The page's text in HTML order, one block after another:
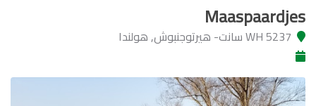
Maaspaardjes
5237 WH سانت- هيرتوجنبوش, هولندا